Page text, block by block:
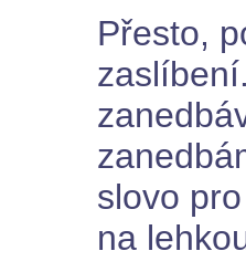
Přesto,
slovo
na